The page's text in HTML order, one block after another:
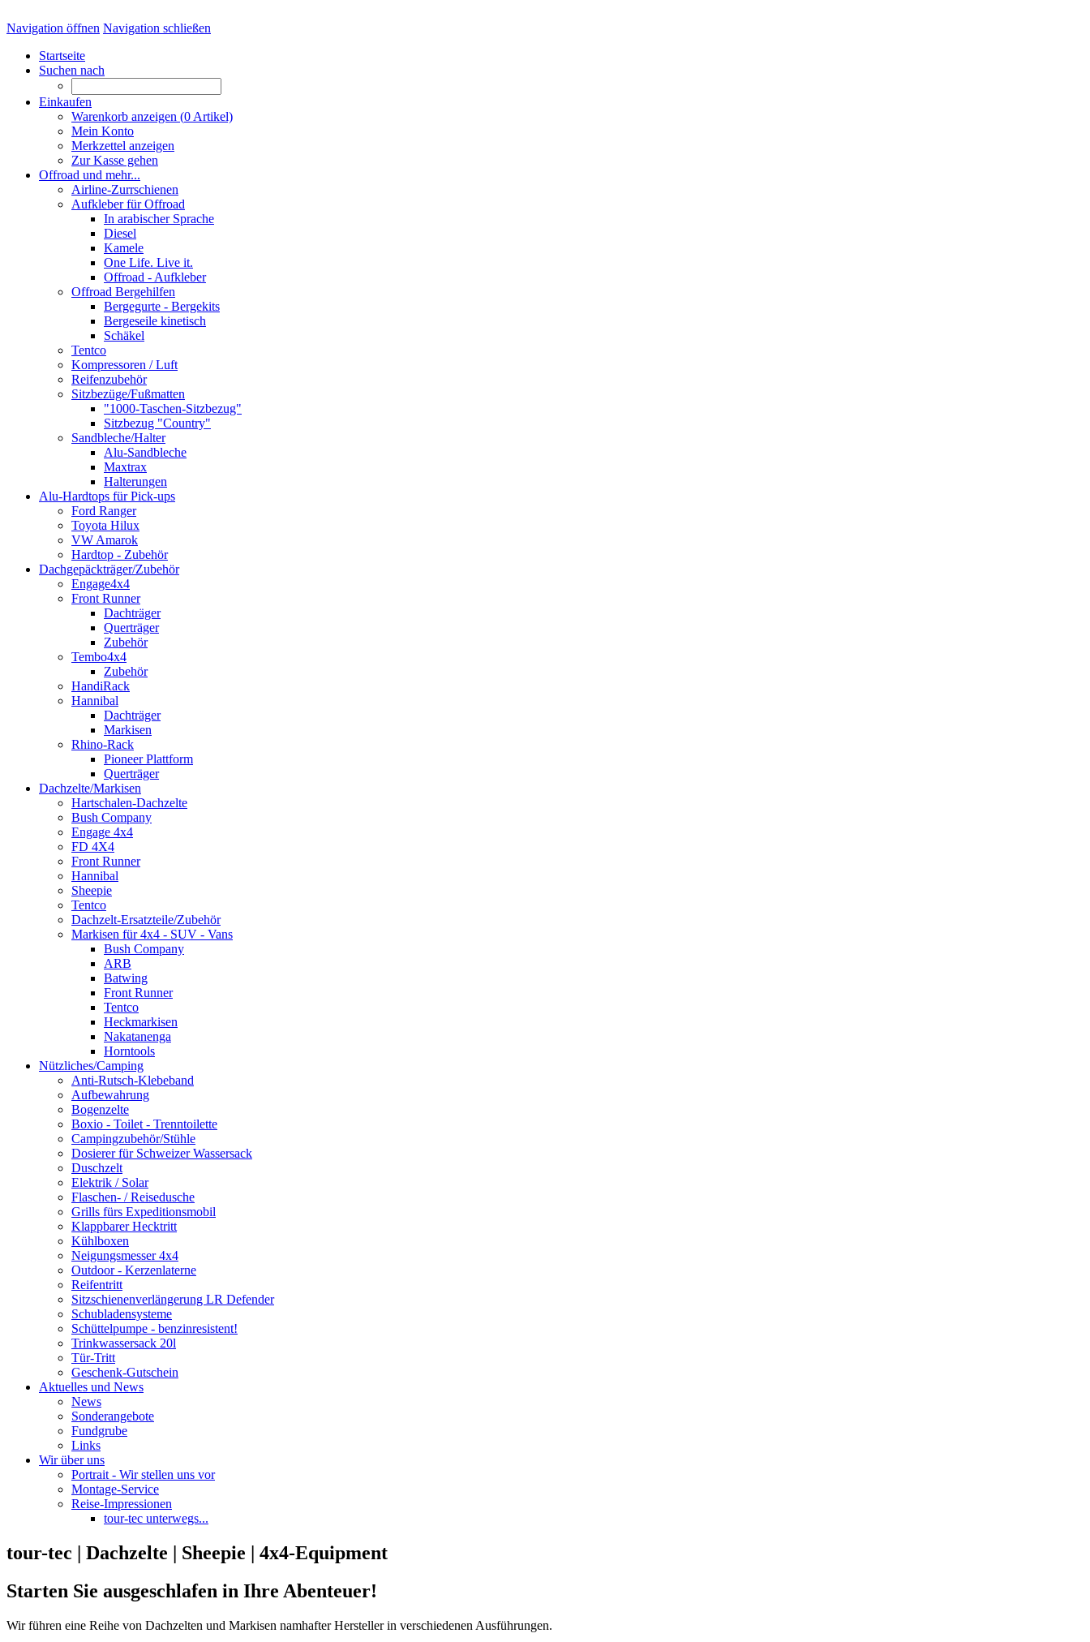
Navigation öffnen Navigation schließen
Startseite
Suchen nach
Einkaufen
Warenkorb anzeigen (0 Artikel)
Mein Konto
Merkzettel anzeigen
Zur Kasse gehen
Offroad und mehr...
Airline-Zurrschienen
Aufkleber für Offroad
In arabischer Sprache
Diesel
Kamele
One Life. Live it.
Offroad - Aufkleber
Offroad Bergehilfen
Bergegurte - Bergekits
Bergeseile kinetisch
Schäkel
Tentco
Kompressoren / Luft
Reifenzubehör
Sitzbezüge/Fußmatten
"1000-Taschen-Sitzbezug"
Sitzbezug "Country"
Sandbleche/Halter
Alu-Sandbleche
Maxtrax
Halterungen
Alu-Hardtops für Pick-ups
Ford Ranger
Toyota Hilux
VW Amarok
Hardtop - Zubehör
Dachgepäckträger/Zubehör
Engage4x4
Front Runner
Dachträger
Querträger
Zubehör
Tembo4x4
Zubehör
HandiRack
Hannibal
Dachträger
Markisen
Rhino-Rack
Pioneer Plattform
Querträger
Dachzelte/Markisen
Hartschalen-Dachzelte
Bush Company
Engage 4x4
FD 4X4
Front Runner
Hannibal
Sheepie
Tentco
Dachzelt-Ersatzteile/Zubehör
Markisen für 4x4 - SUV - Vans
Bush Company
ARB
Batwing
Front Runner
Tentco
Heckmarkisen
Nakatanenga
Horntools
Nützliches/Camping
Anti-Rutsch-Klebeband
Aufbewahrung
Bogenzelte
Boxio - Toilet - Trenntoilette
Campingzubehör/Stühle
Dosierer für Schweizer Wassersack
Duschzelt
Elektrik / Solar
Flaschen- / Reisedusche
Grills fürs Expeditionsmobil
Klappbarer Hecktritt
Kühlboxen
Neigungsmesser 4x4
Outdoor - Kerzenlaterne
Reifentritt
Sitzschienenverlängerung LR Defender
Schubladensysteme
Schüttelpumpe - benzinresistent!
Trinkwassersack 20l
Tür-Tritt
Geschenk-Gutschein
Aktuelles und News
News
Sonderangebote
Fundgrube
Links
Wir über uns
Portrait - Wir stellen uns vor
Montage-Service
Reise-Impressionen
tour-tec unterwegs...
tour-tec | Dachzelte | Sheepie | 4x4-Equipment
Starten Sie ausgeschlafen in Ihre Abenteuer!
Wir führen eine Reihe von Dachzelten und Markisen namhafter Hersteller in verschiedenen Ausführungen.